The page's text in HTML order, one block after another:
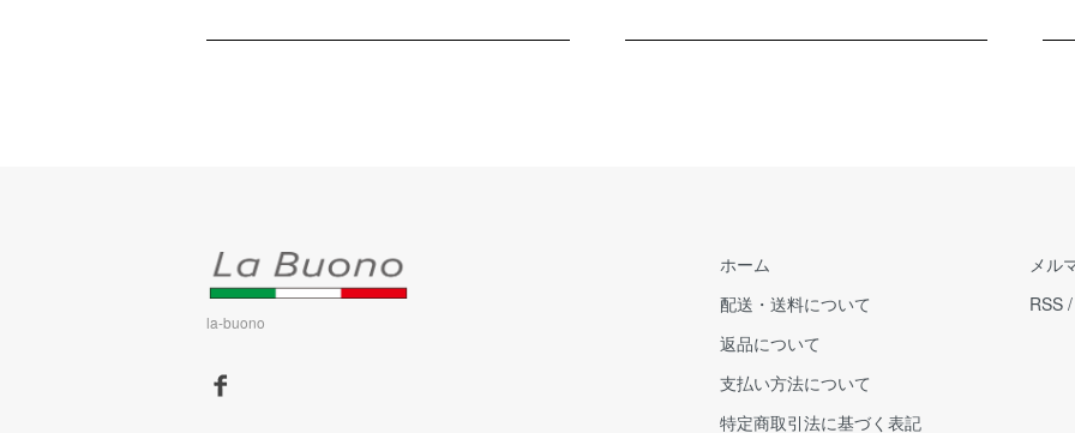
la-buono
ホーム
配送・送料について
返品について
支払い方法について
特定商取引法に基づく表記
メル
RSS /